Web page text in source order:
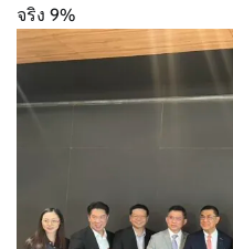
จริง 9%